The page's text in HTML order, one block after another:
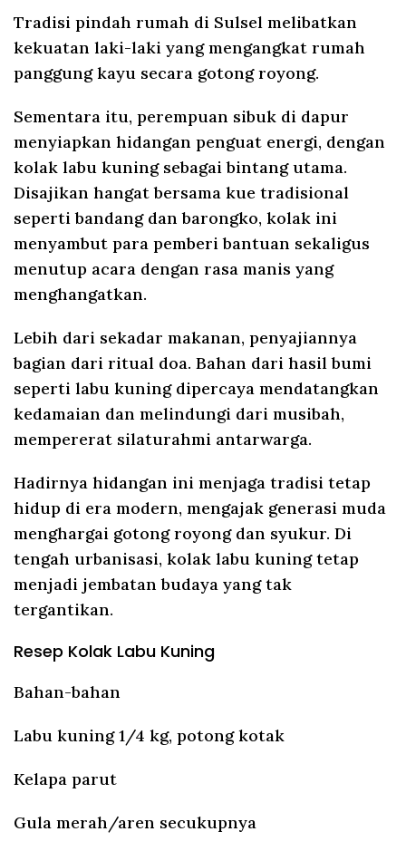
Tradisi pindah rumah di Sulsel melibatkan
kekuatan laki-laki yang mengangkat rumah
panggung kayu secara gotong royong.
Sementara itu, perempuan sibuk di dapur
menyiapkan hidangan penguat energi, dengan
kolak labu kuning sebagai bintang utama.
Disajikan hangat bersama kue tradisional
seperti bandang dan barongko, kolak ini
menyambut para pemberi bantuan sekaligus
menutup acara dengan rasa manis yang
menghangatkan.
Lebih dari sekadar makanan, penyajiannya
bagian dari ritual doa. Bahan dari hasil bumi
seperti labu kuning dipercaya mendatangkan
kedamaian dan melindungi dari musibah,
mempererat silaturahmi antarwarga.
Hadirnya hidangan ini menjaga tradisi tetap
hidup di era modern, mengajak generasi muda
menghargai gotong royong dan syukur. Di
tengah urbanisasi, kolak labu kuning tetap
menjadi jembatan budaya yang tak
tergantikan.
Resep Kolak Labu Kuning
Bahan-bahan
Labu kuning 1/4 kg, potong kotak
Kelapa parut
Gula merah/aren secukupnya